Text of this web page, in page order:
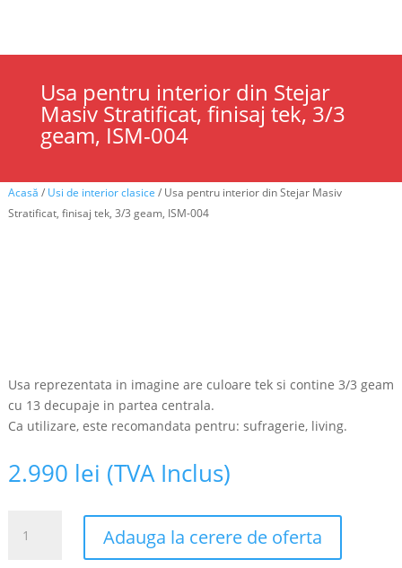
Usa pentru interior din Stejar
Masiv Stratificat, finisaj tek, 3/3
geam, ISM-004
Acasă / Usi de interior clasice / Usa pentru interior din Stejar Masiv
Stratificat, finisaj tek, 3/3 geam, ISM-004
Usa reprezentata in imagine are culoare tek si contine 3/3 geam
cu 13 decupaje in partea centrala.
Ca utilizare, este recomandata pentru: sufragerie, living.
2.990 lei (TVA Inclus)
Usa
Adauga la cerere de oferta